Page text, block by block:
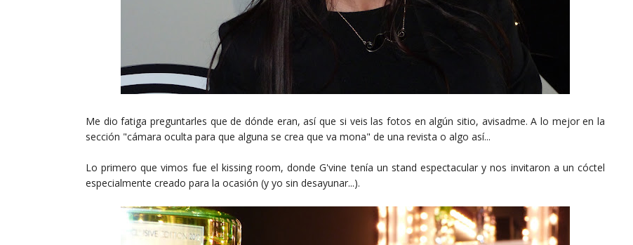
Me dio fatiga preguntarles que de dónde eran, así que si veis las fotos en algún sitio, avisadme. A lo mejor en la
sección "cámara oculta para que alguna se crea que va mona" de una revista o algo así...
Lo primero que vimos fue el kissing room, donde G'vine tenía un stand espectacular y nos invitaron a un cóctel
especialmente creado para la ocasión (y yo sin desayunar...).